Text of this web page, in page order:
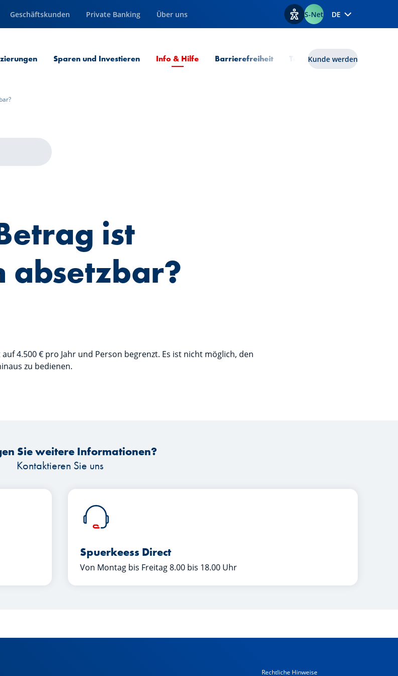
Geschäftskunden Private Banking Über uns Optionen zur Barrierefreiheit
S-Net DE
Sparen und Investieren Info & HilfeAktuelle Seite
Barrierefreiheit Tools lux|funds
Kunde werden
ist
absetzbar?
4.500 € pro Jahr und Person begrenzt. Es ist nicht möglich, den
zu bedienen.
Sie weitere Informationen?
Kontaktieren Sie uns
Spuerkeess Direct
Von Montag bis Freitag 8.00 bis 18.00 Uhr
Rechtliche Hinweise